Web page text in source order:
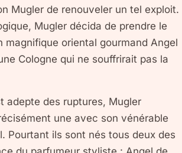
Mugler de renouveler un tel exploit.
Mugler décida de prendre le
magnifique oriental gourmand Angel
Cologne qui ne souffrirait pas la
adepte des ruptures, Mugler
une avec son vénérable
Pourtant ils sont nés tous deux des